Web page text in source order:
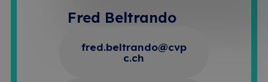
Fred Beltrando
fred.beltrando@cvp
c.ch